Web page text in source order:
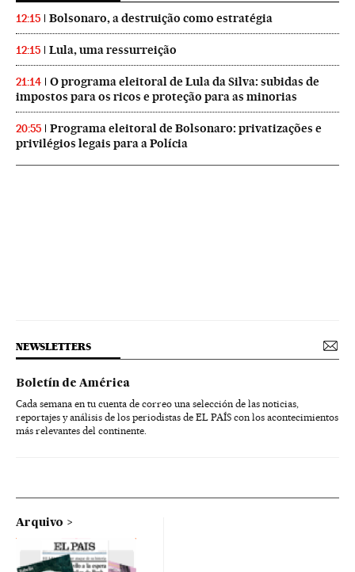
12:15 Bolsonaro, a destruição como estratégia
12:15 Lula, uma ressurreição
21:14
O programa eleitoral de Lula da Silva: subidas de
impostos para os ricos e proteção para as minorias
20:55
Programa eleitoral de Bolsonaro: privatizações e
privilégios legais para a Polícia
NEWSLETTERS
Boletín de América
Cada semana en tu cuenta de correo una selección de las noticias,
reportajes y análisis de los periodistas de EL PAÍS con los acontecimientos
más relevantes del continente.
Arquivo